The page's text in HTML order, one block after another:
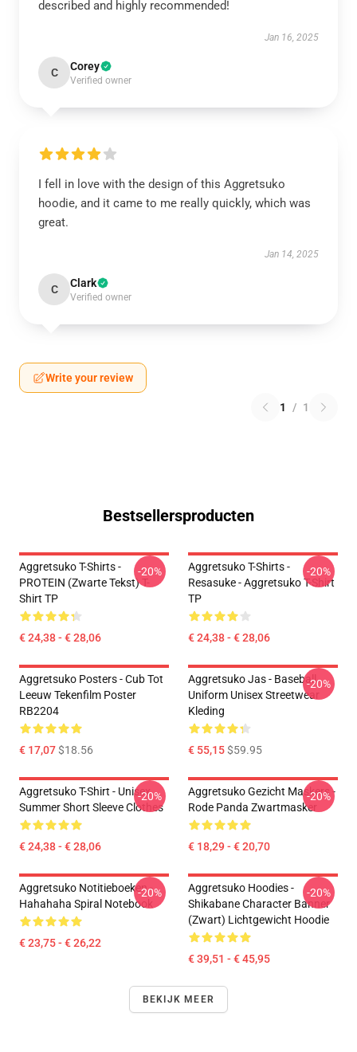
described and highly recommended!
Jan 16, 2025
C Corey
Verified owner
I fell in love with the design of this Aggretsuko
hoodie, and it came to me really quickly, which was
great.
Jan 14, 2025
C Clark
Verified owner
Write your review
1 / 1
Bestsellersproducten
Aggretsuko T-Shirts -
PROTEIN (zwarte Tekst) T-
Shirt TP
€ 24,38 - € 28,06
-20%
Aggretsuko T-Shirts -
Resasuke - Aggretsuko T-Shirt
TP
€ 24,38 - € 28,06
-20%
Aggretsuko Posters - Cub Tot
Leeuw Tekenfilm Poster
RB2204
€ 17,07$18.56
Aggretsuko Jas - Baseball
Uniform Unisex Streetwear
Kleding
€ 55,15$59.95
-20%
Aggretsuko T-Shirt - Unisex
Summer Short Sleeve Clothes
€ 24,38 - € 28,06
-20%
Aggretsuko Gezicht Maskers -
Rode Panda Zwartmasker
€ 18,29 - € 20,70
-20%
Aggretsuko Notitieboeken -
Hahahaha Spiral Notebook
€ 23,75 - € 26,22
-20%
Aggretsuko Hoodies -
Shikabane Character Banner
(Zwart) Lichtgewicht Hoodie
€ 39,51 - € 45,95
-20%
BEKIJK MEER